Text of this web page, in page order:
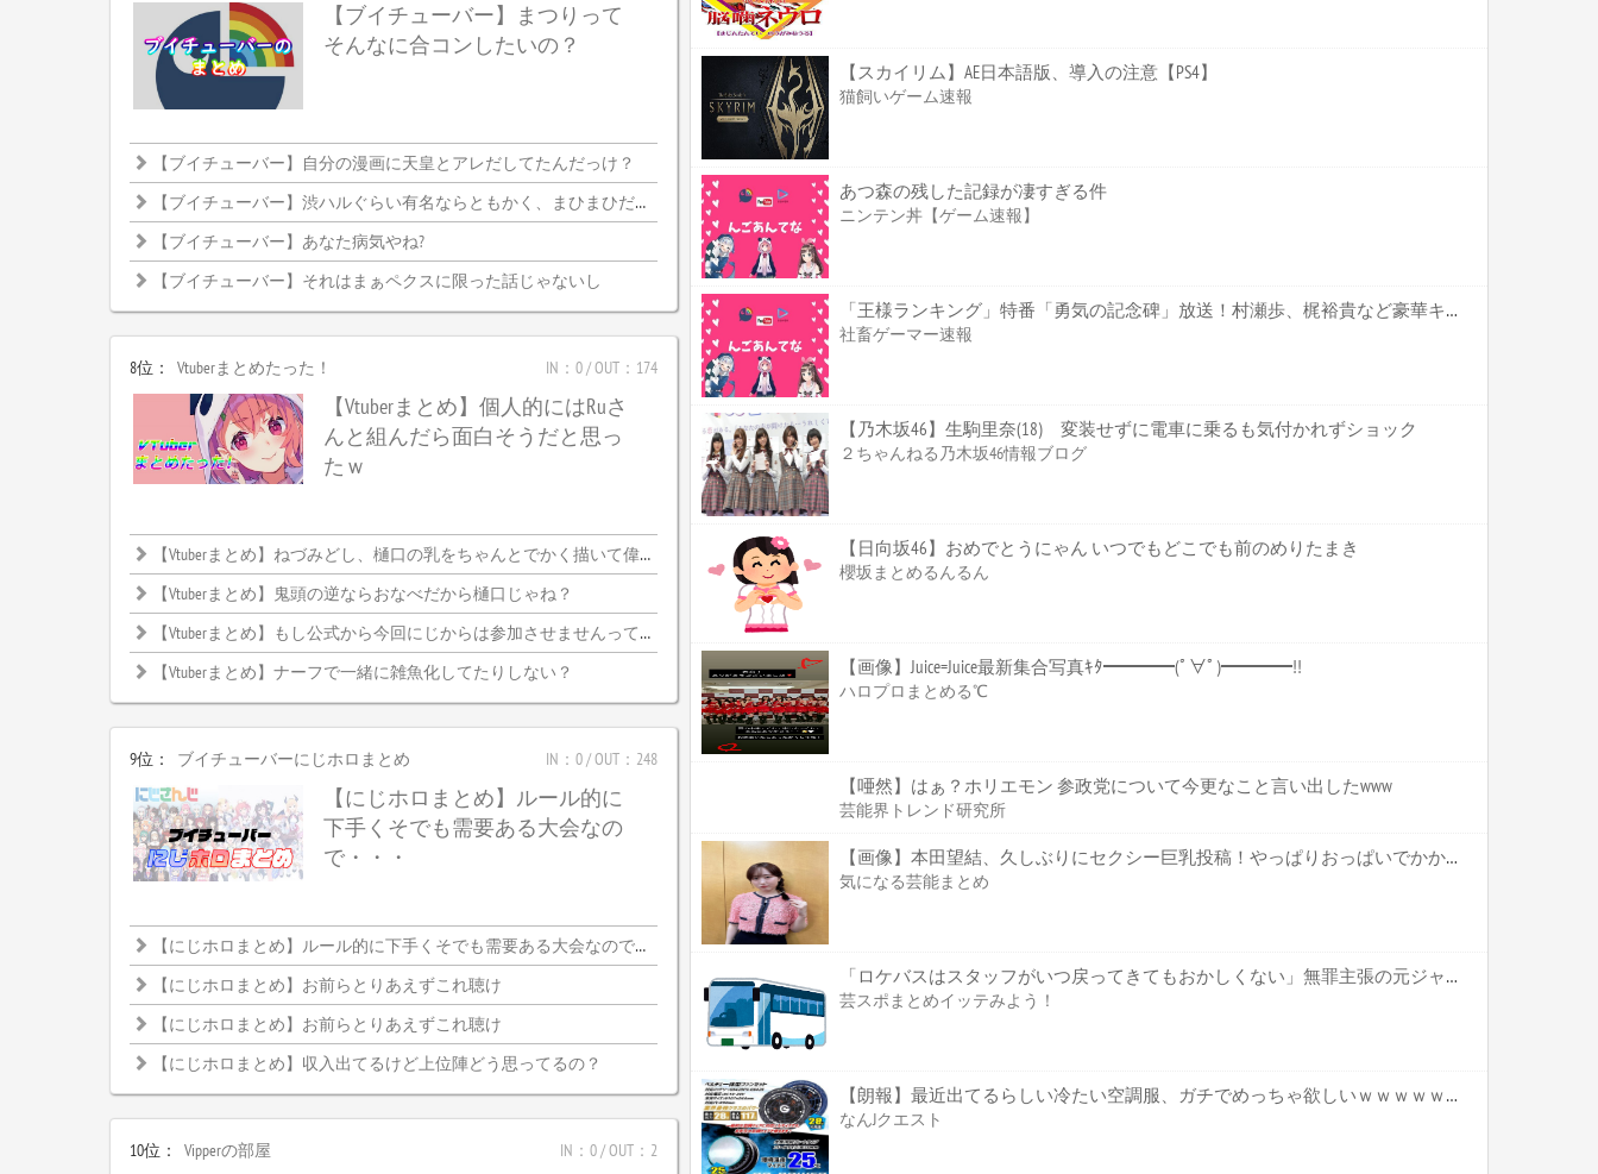
【ブイチューバー】まつりって
そんなに合コンしたいの？
【ブイチューバー】自分の漫画に天皇とアレだしてたんだっけ？
【ブイチューバー】渋ハルぐらい有名ならともかく、まひまひだと釈迦側のコメ欄が誰？
【ブイチューバー】あなた病気やね?
【ブイチューバー】それはまぁペクスに限った話じゃないし
8位： Vtuberまとめたった！ IN：0 / OUT：174
【Vtuberまとめ】個人的にはRuさ
んと組んだら面白そうだと思っ
たｗ
【Vtuberまとめ】ねづみどし、樋口の乳をちゃんとでかく描いて偉いぞ?
【Vtuberまとめ】鬼頭の逆ならおなべだから樋口じゃね？
【Vtuberまとめ】もし公式から今回にじからは参加させませんって発表したらどうなるんだろ、CRカップ中止になるんかなにじと絡めないならプロ側としてはなんの利点もないし
【Vtuberまとめ】ナーフで一緒に雑魚化してたりしない？
9位： ブイチューバーにじホロまとめ IN：0 / OUT：248
【にじホロまとめ】ルール的に
下手くそでも需要ある大会なの
で・・・
【にじホロまとめ】ルール的に下手くそでも需要ある大会なので・・・
【にじホロまとめ】お前らとりあえずこれ聴け
【にじホロまとめ】お前らとりあえずこれ聴け
【にじホロまとめ】収入出てるけど上位陣どう思ってるの？
10位： Vipperの部屋 IN：0 / OUT：2
【スカイリム】AE日本語版、導入の注意【PS4】
猫飼いゲーム速報
あつ森の残した記録が凄すぎる件
ニンテン丼【ゲーム速報】
「王様ランキング」特番「勇気の記念碑」放送！村瀬歩、梶裕貴など豪華キャスト出演！
社畜ゲーマー速報
【乃木坂46】生駒里奈(18) 変装せずに電車に乗るも気付かれずショック
２ちゃんねる乃木坂46情報ブログ
【日向坂46】おめでとうにゃん いつでもどこでも前のめりたまき
櫻坂まとめるんるん
【画像】Juice=Juice最新集合写真ｷﾀ━━━━(ﾟ∀ﾟ)━━━━!!
ハロプロまとめる℃
【唖然】はぁ？ホリエモン 参政党について今更なこと言い出したwww
芸能界トレンド研究所
【画像】本田望結、久しぶりにセクシー巨乳投稿！やっぱりおっぱいでかかった！
気になる芸能まとめ
「ロケバスはスタッフがいつ戻ってきてもおかしくない」無罪主張の元ジャンポ...
芸スポまとめイッテみよう！
【朗報】最近出てるらしい冷たい空調服、ガチでめっちゃ欲しいｗｗｗｗｗｗｗｗｗｗ
なんJクエスト